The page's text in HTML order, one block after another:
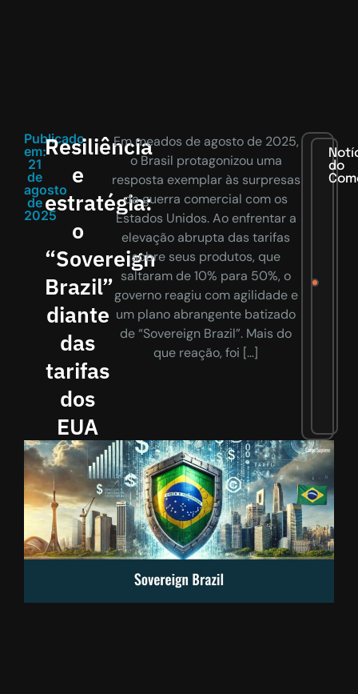
Publicado
em:
21
de
agosto
de
2025
Resiliência
e
estratégia:
o
“Sovereign
Brazil”
diante
das
tarifas
dos
EUA
Em meados de agosto de 2025,
o Brasil protagonizou uma
resposta exemplar às surpresas
da guerra comercial com os
Estados Unidos. Ao enfrentar a
elevação abrupta das tarifas
sobre seus produtos, que
saltaram de 10% para 50%, o
governo reagiu com agilidade e
um plano abrangente batizado
de “Sovereign Brazil”. Mais do
que reação, foi […]
do